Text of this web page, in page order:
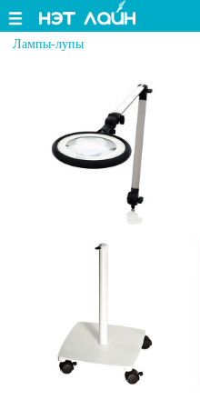
Лампы-лупы